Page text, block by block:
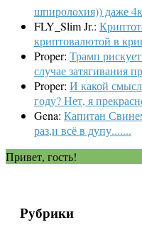
шпиролохия)) даже
FLY_Slim Jr.:
криптовалютой в
Proper: Трамп
случае затягивания
Proper: И какой
году? Нет, я
Gena: Капитан
раз,и всё в дупу.......
Привет, гость!
Рубрики